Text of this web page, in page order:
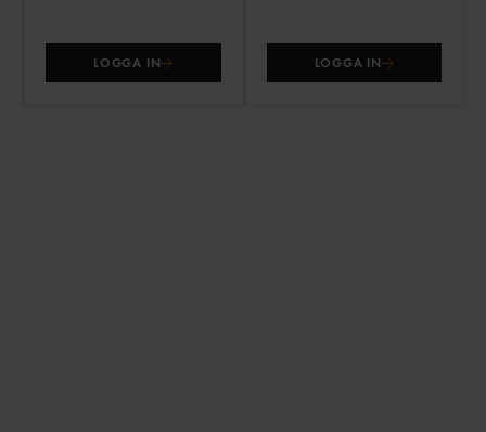
LOGGA IN LOGGA IN